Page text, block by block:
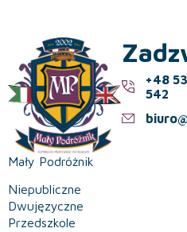
Mały Podróżnik
Niepubliczne
Dwujęzyczne
Przedszkole
+48
542